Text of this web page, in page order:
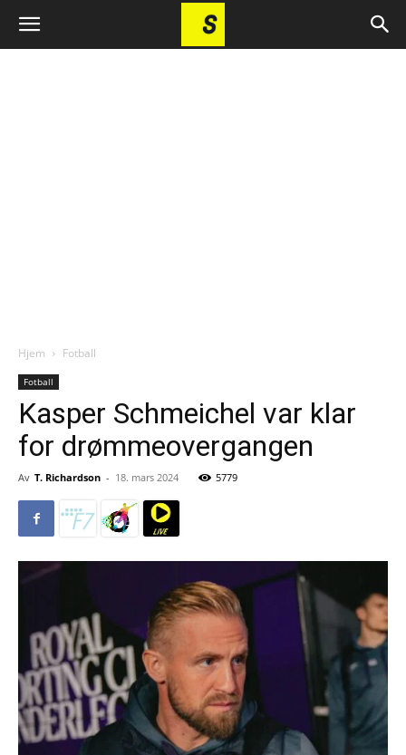
Hjem Fotball
Fotball
Kasper Schmeichel var klar
for drømmeovergangen
Av T. Richardson - 18. mars 2024 5779